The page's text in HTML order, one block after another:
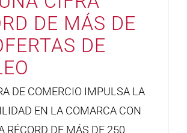
DE MÁS DE
DE
DE COMERCIO IMPULSA LA
EN LA COMARCA CON
RÉCORD DE MÁS DE 250